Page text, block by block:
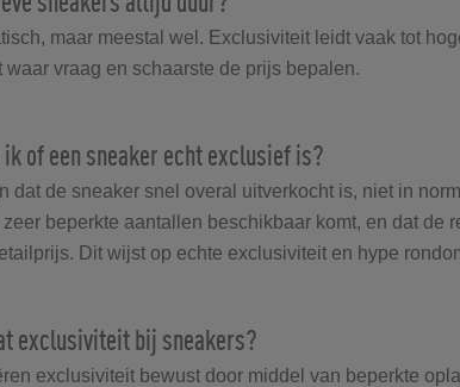
maar meestal wel. Exclusiviteit leidt vaak tot
waar vraag en schaarste de prijs bepalen.
ik of een sneaker echt exclusief is?
dat de sneaker snel overal uitverkocht is, niet in
beperkte aantallen beschikbaar komt, en dat de
Dit wijst op echte exclusiviteit en hype
exclusiviteit bij sneakers?
exclusiviteit bewust door middel van beperkte